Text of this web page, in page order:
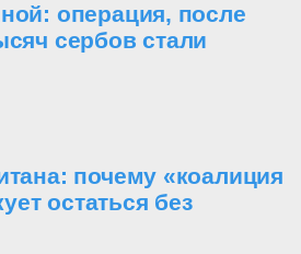
операция, после
сербов стали
почему «коалиция
остаться без